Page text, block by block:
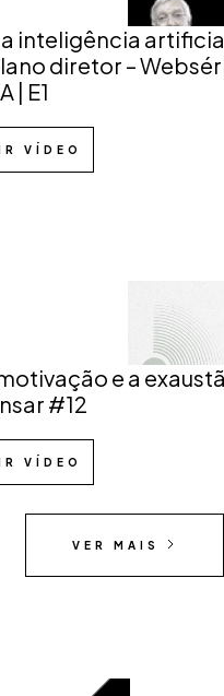
a inteligência
diretor –
| E1
VÍDEO
e a
#12
VÍDEO
VER MAIS